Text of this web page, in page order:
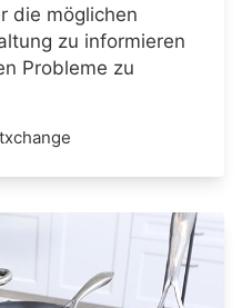
die möglichen
zu informieren
Probleme zu